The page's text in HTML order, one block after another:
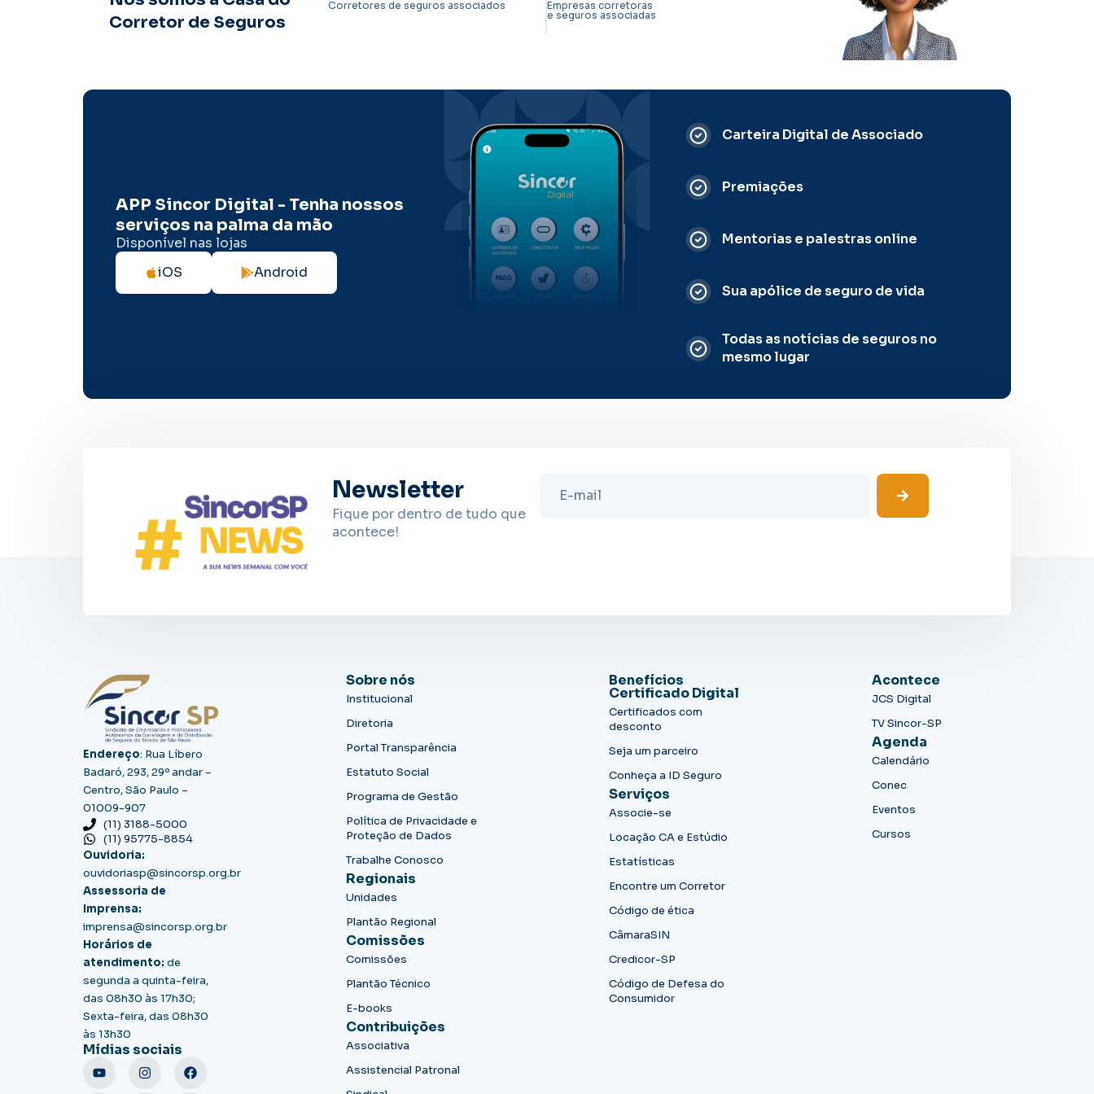
Corretor de Seguros
Corretores de seguros associados
Empresas corretoras
e seguros associadas
APP Sincor Digital - Tenha nossos
serviços na palma da mão
Disponível nas lojas
iOS
Android
Carteira Digital de Associado
Premiações
Mentorias e palestras online
Sua apólice de seguro de vida
Todas as notícias de seguros no
mesmo lugar
Newsletter
Fique por dentro de tudo que
acontece!
Endereço: Rua Líbero
Badaró, 293, 29º andar –
Centro, São Paulo –
01009-907
(11) 3188-5000
(11) 95775-8854
Ouvidoria:
ouvidoriasp@sincorsp.org.br
Assessoria de
Imprensa:
imprensa@sincorsp.org.br
Horários de
atendimento: de
segunda a quinta-feira,
das 08h30 às 17h30;
Sexta-feira, das 08h30
às 13h30
Mídias sociais
Sobre nós
Institucional
Diretoria
Portal Transparência
Estatuto Social
Programa de Gestão
Política de Privacidade e
Proteção de Dados
Trabalhe Conosco
Regionais
Unidades
Plantão Regional
Comissões
Comissões
Plantão Técnico
E-books
Contribuições
Associativa
Assistencial Patronal
Benefícios
Certificado Digital
Certificados com
desconto
Seja um parceiro
Conheça a ID Seguro
Serviços
Associe-se
Locação CA e Estúdio
Estatísticas
Encontre um Corretor
Código de ética
CâmaraSIN
Credicor-SP
Código de Defesa do
Consumidor
Acontece
JCS Digital
TV Sincor-SP
Agenda
Calendário
Conec
Eventos
Cursos